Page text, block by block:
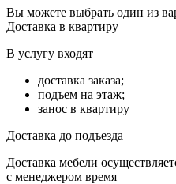
Вы можете выбрать один из
Доставка в квартиру
В услугу входят
доставка заказа;
подъем на этаж;
занос в квартиру
Доставка до подъезда
Доставка мебели
с менеджером время